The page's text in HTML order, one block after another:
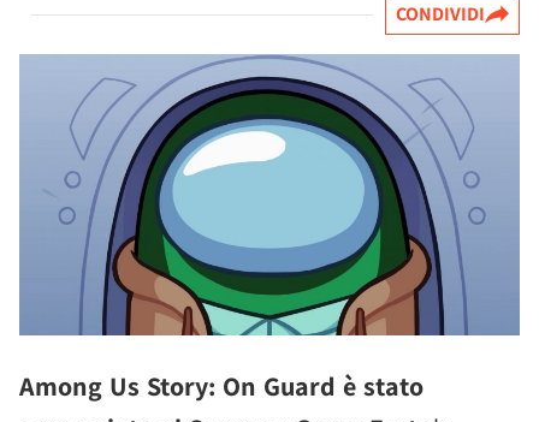
CONDIVIDI
Among Us Story: On Guard è stato